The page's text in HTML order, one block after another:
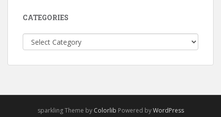
CATEGORIES
Categories
sparkling Theme by Colorlib Powered byWordPress